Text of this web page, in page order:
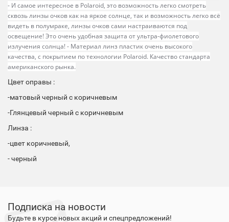
- И самое интересное в Polaroid, это возможность легко смотреть
сквозь линзы очков как на яркое солнце, так и возможность легко всё
видеть в полумраке, линзы очков сами настраиваются под
освещение! Это очень удобная защита от ультра-фиолетового
излучения солнца! - Материал линз пластик очень высокого
качества, с покрытием по технологии Polaroid. Качество стандарта
американского рынка.
Цвет оправы :
-матовый черный с коричневым
-Глянцевый черный с коричневым
Линза :
-цвет коричневый,
- черный
Подписка на новости
Будьте в курсе новых акций и спецпредложений!